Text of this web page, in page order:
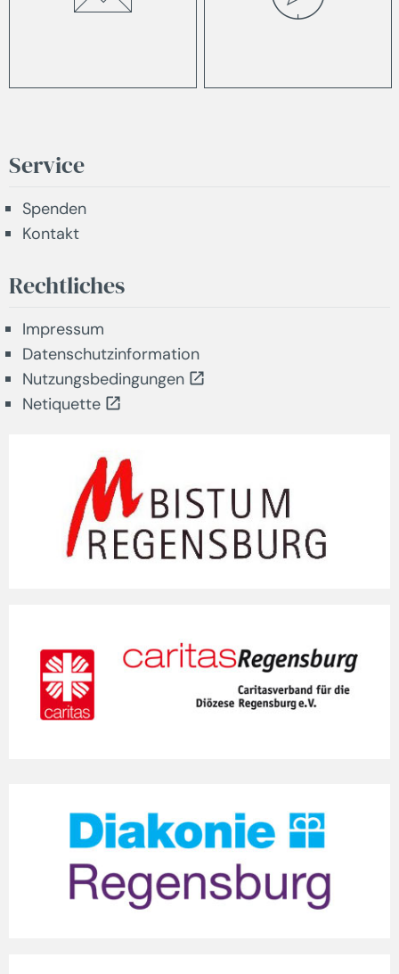
Service
Spenden
Kontakt
Rechtliches
Impressum
Datenschutzinformation
Nutzungsbedingungen
Netiquette